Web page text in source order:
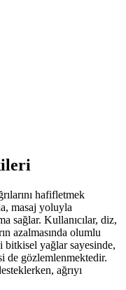
hafifletmek
masaj yoluyla
sağlar. Kullanıcılar, diz,
azalmasında olumlu
yağlar sayesinde,
de gözlemlenmektedir.
ağrıyı